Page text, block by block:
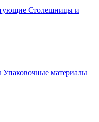
Столешницы и
Упаковочные материалы